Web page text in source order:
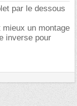
par le dessous
un montage
inverse pour